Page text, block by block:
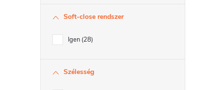
Soft-close rendszer
Igen 28
Szélesség